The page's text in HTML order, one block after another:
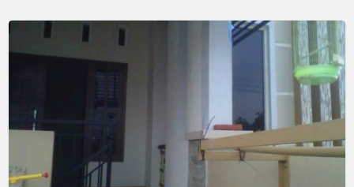
Trima
kost
merr